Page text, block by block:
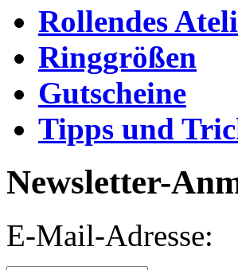
Rollendes
Ringgrößen
Gutscheine
Tipps und
Newsletter-
E-Mail-Adresse: